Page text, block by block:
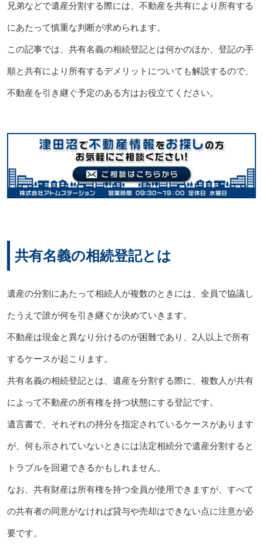
兄弟などで遺産分割する際には、不動産を共有により所有する
にあたって慎重な判断が求められます。
この記事では、共有名義の相続登記とは何かのほか、登記の手
順と共有により所有するデメリットについても解説するので、
不動産を引き継ぐ予定のある方はお役立てください。
共有名義の相続登記とは
遺産の分割にあたって相続人が複数のときには、全員で協議し
たうえで誰が何を引き継ぐか決めていきます。
不動産は現金と異なり分けるのが困難であり、2人以上で所有
するケースが起こります。
共有名義の相続登記とは、遺産を分割する際に、複数人が共有
によって不動産の所有権を持つ状態にする登記です。
遺言書で、それぞれの持分を指定されているケースがあります
が、何も示されていないときには法定相続分で遺産分割すると
トラブルを回避できるかもしれません。
なお、共有財産は所有権を持つ全員が使用できますが、すべて
の共有者の同意がなければ貸与や売却はできない点に注意が必
要です。